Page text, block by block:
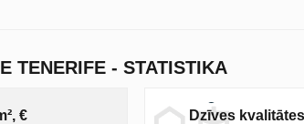
TENERIFE - STATISTIKA
€ Dzīves